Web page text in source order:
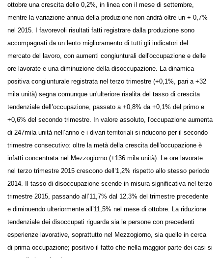
attese: gli esperti prevedevano per ottobre una crescita dello 0,2%, in
linea con il mese di settembre, mentre la variazione annua della
produzione non andrà oltre un + 0,7% nel 2015. I favorevoli risultati
fatti registrare dalla produzione sono accompagnati da un lento
miglioramento di tutti gli indicatori del mercato del lavoro, con
aumenti congiunturali dell'occupazione e delle ore lavorate e una
diminuzione della disoccupazione. La dinamica positiva congiunturale
registrata nel terzo trimestre (+0,1%, pari a +32 mila unità) segna
comunque un'ulteriore risalita del tasso di crescita tendenziale
dell’occupazione, passato a +0,8% da +0,1% del primo e +0,6% del
secondo trimestre. In valore assoluto, l'occupazione aumenta di
247mila unità nell’anno e i divari territoriali si riducono per il secondo
trimestre consecutivo: oltre la metà della crescita dell'occupazione è
infatti concentrata nel Mezzogiorno (+136 mila unità). Le ore lavorate
nel terzo trimestre 2015 crescono dell’1,2% rispetto allo stesso periodo
2014. Il tasso di disoccupazione scende in misura significativa nel terzo
trimestre 2015, passando all’11,7% dal 12,3% del trimestre precedente
e diminuendo ulteriormente all’11,5% nel mese di ottobre. La
riduzione tendenziale dei disoccupati riguarda sia le persone con
precedenti esperienze lavorative, soprattutto nel Mezzogiorno, sia